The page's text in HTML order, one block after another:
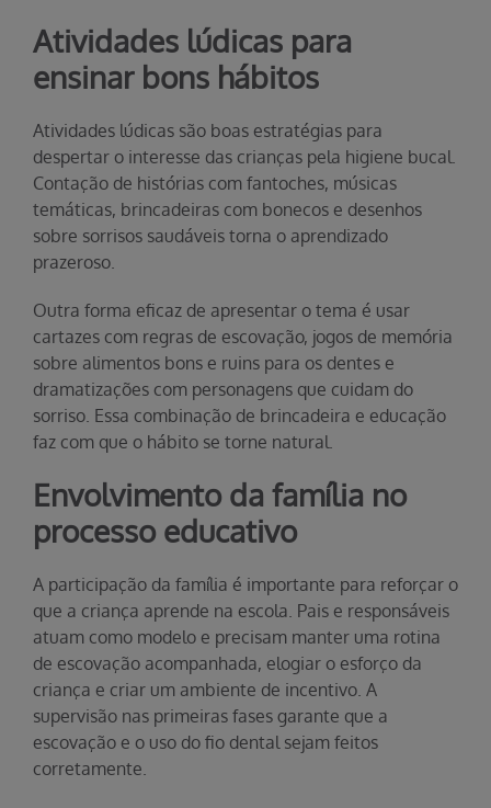
Atividades lúdicas para
ensinar bons hábitos
Atividades lúdicas são boas estratégias para
despertar o interesse das crianças pela higiene bucal.
Contação de histórias com fantoches, músicas
temáticas, brincadeiras com bonecos e desenhos
sobre sorrisos saudáveis torna o aprendizado
prazeroso.
Outra forma eficaz de apresentar o tema é usar
cartazes com regras de escovação, jogos de memória
sobre alimentos bons e ruins para os dentes e
dramatizações com personagens que cuidam do
sorriso. Essa combinação de brincadeira e educação
faz com que o hábito se torne natural.
Envolvimento da família no
processo educativo
A participação da família é importante para reforçar o
que a criança aprende na escola. Pais e responsáveis
atuam como modelo e precisam manter uma rotina
de escovação acompanhada, elogiar o esforço da
criança e criar um ambiente de incentivo. A
supervisão nas primeiras fases garante que a
escovação e o uso do fio dental sejam feitos
corretamente.